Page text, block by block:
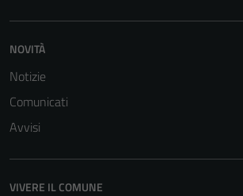
NOVITÀ
Notizie
Comunicati
Avvisi
VIVERE IL COMUNE